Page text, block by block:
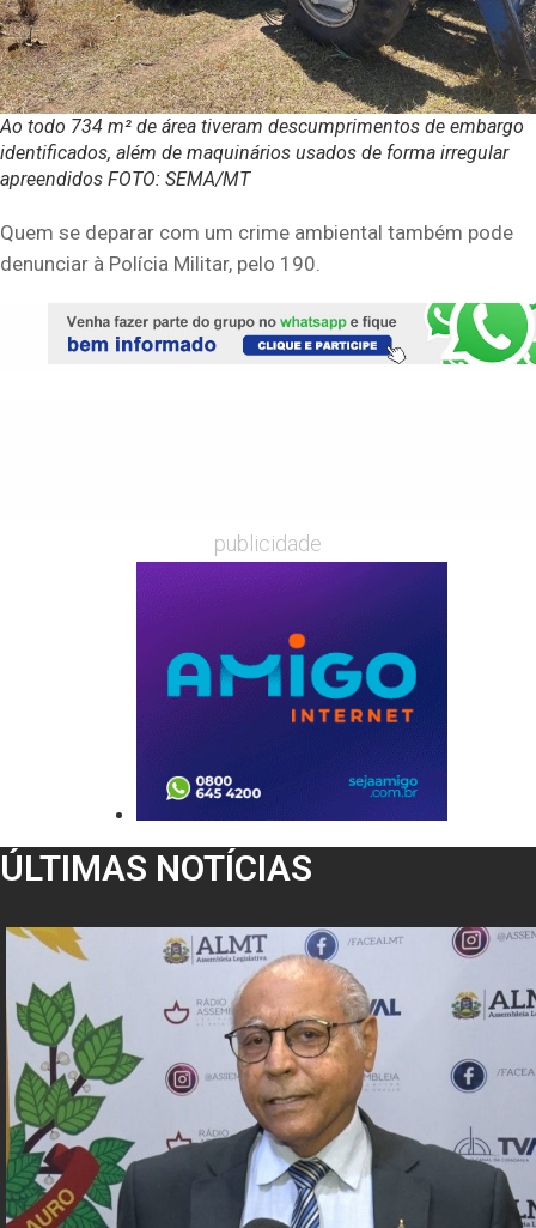
Ao todo 734 m² de área tiveram descumprimentos de embargo
identificados, além de maquinários usados de forma irregular
apreendidos FOTO: SEMA/MT
Quem se deparar com um crime ambiental também pode
denunciar à Polícia Militar, pelo 190.
publicidade
ÚLTIMAS NOTÍCIAS